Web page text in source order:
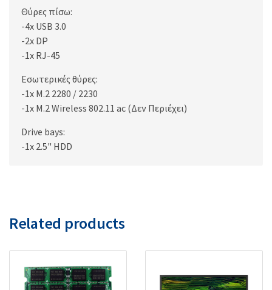
Θύρες πίσω:
-4x USB 3.0
-2x DP
-1x RJ-45
Εσωτερικές θύρες:
-1x M.2 2280 / 2230
-1x M.2 Wireless 802.11 ac (Δεν Περιέχει)
Drive bays:
-1x 2.5" HDD
Related products